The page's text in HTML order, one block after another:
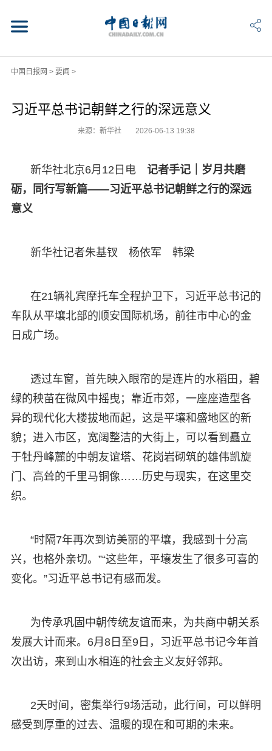
中国日报网 > 要闻 >
习近平总书记朝鲜之行的深远意义
来源：新华社 2026-06-13 19:38
新华社北京6月12日电 记者手记｜岁月共磨
砺，同行写新篇——习近平总书记朝鲜之行的深远
意义
新华社记者朱基钗 杨依军 韩梁
在21辆礼宾摩托车全程护卫下，习近平总书记的
车队从平壤北部的顺安国际机场，前往市中心的金
日成广场。
透过车窗，首先映入眼帘的是连片的水稻田，碧
绿的秧苗在微风中摇曳；靠近市郊，一座座造型各
异的现代化大楼拔地而起，这是平壤和盛地区的新
貌；进入市区，宽阔整洁的大街上，可以看到矗立
于牡丹峰麓的中朝友谊塔、花岗岩砌筑的雄伟凯旋
门、高耸的千里马铜像……历史与现实，在这里交
织。
“时隔7年再次到访美丽的平壤，我感到十分高
兴，也格外亲切。”“这些年，平壤发生了很多可喜的
变化。”习近平总书记有感而发。
为传承巩固中朝传统友谊而来，为共商中朝关系
发展大计而来。6月8日至9日，习近平总书记今年首
次出访，来到山水相连的社会主义友好邻邦。
2天时间，密集举行9场活动，此行间，可以鲜明
感受到厚重的过去、温暖的现在和可期的未来。